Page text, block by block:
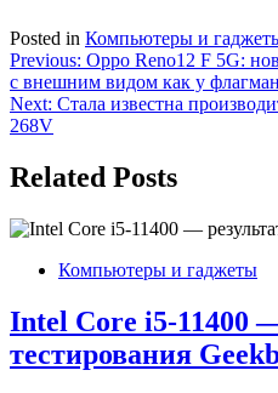
Posted in Компьютеры и
Навигация
по
записям
Previous: Oppo Reno12 F 5G:
с внешним видом как у
Next: Стала известна
268V
Related Posts
Компьютеры и гаджеты
Intel Core i5-11400
тестирования